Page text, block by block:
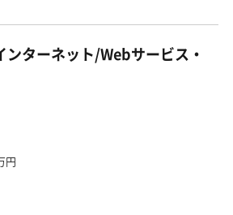
ターネット/Webサービス・
円